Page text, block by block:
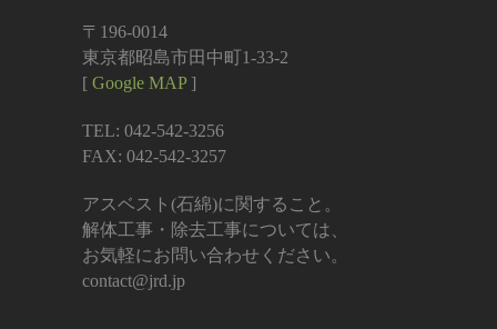
〒196-0014
東京都昭島市田中町1-33-2
[ Google MAP]
TEL: 042-542-3256
FAX: 042-542-3257
アスベスト(石綿)に関すること。
解体工事・除去工事については、
お気軽にお問い合わせください。
contact@jrd.jp